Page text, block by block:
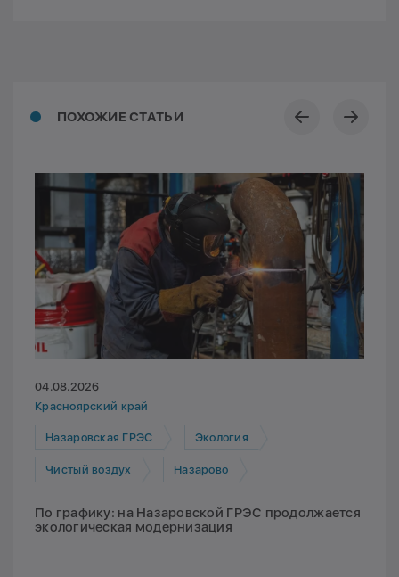
ПОХОЖИЕ СТАТЬИ
04.08.2026
Красноярский край
Назаровская ГРЭС Экология
Чистый воздух Назарово
По графику: на Назаровской ГРЭС продолжается
экологическая модернизация